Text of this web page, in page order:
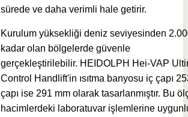
sürede ve daha verimli hale getirir.
Kurulum yüksekliği deniz seviyesinden
kadar olan bölgelerde güvenle
gerçekleştirilebilir. HEIDOLPH Hei-VAP
Control Handlift'in ısıtma banyosu iç çapı
çapı ise 291 mm olarak tasarlanmıştır. Bu
hacimlerdeki laboratuvar işlemlerine